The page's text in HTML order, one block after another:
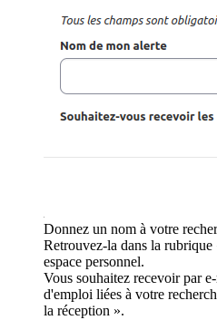
Donnez un nom à votre
Retrouvez-la dans la
espace personnel.
Vous souhaitez recevoir par
d'emploi liées à votre
la réception ».